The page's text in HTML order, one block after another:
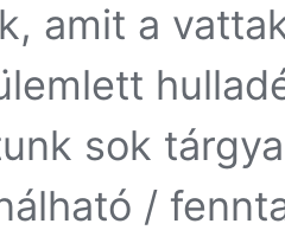
amit a
sok
/